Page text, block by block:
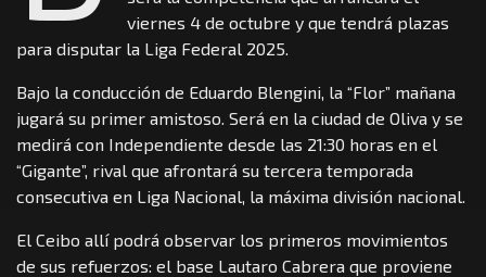
viernes 4 de octubre y que tendrá plazas
para disputar la Liga Federal 2025.
Bajo la conducción de Eduardo Blengini, la “Flor” mañana
jugará su primer amistoso. Será en la ciudad de Oliva y se
medirá con Independiente desde las 21:30 horas en el
“Gigante”, rival que afrontará su tercera temporada
consecutiva en Liga Nacional, la máxima división nacional.
El Ceibo allí podrá observar los primeros movimientos
de sus refuerzos: el base Lautaro Cabrera que proviene